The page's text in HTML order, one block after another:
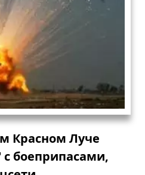
Красном Луче
боеприпасами,